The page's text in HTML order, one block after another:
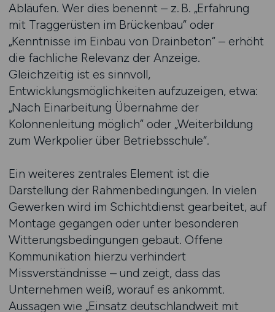
Abläufen. Wer dies benennt – z. B. „Erfahrung
mit Traggerüsten im Brückenbau“ oder
„Kenntnisse im Einbau von Drainbeton“ – erhöht
die fachliche Relevanz der Anzeige.
Gleichzeitig ist es sinnvoll,
Entwicklungsmöglichkeiten aufzuzeigen, etwa:
„Nach Einarbeitung Übernahme der
Kolonnenleitung möglich“ oder „Weiterbildung
zum Werkpolier über Betriebsschule“.
Ein weiteres zentrales Element ist die
Darstellung der Rahmenbedingungen. In vielen
Gewerken wird im Schichtdienst gearbeitet, auf
Montage gegangen oder unter besonderen
Witterungsbedingungen gebaut. Offene
Kommunikation hierzu verhindert
Missverständnisse – und zeigt, dass das
Unternehmen weiß, worauf es ankommt.
Aussagen wie „Einsatz deutschlandweit mit